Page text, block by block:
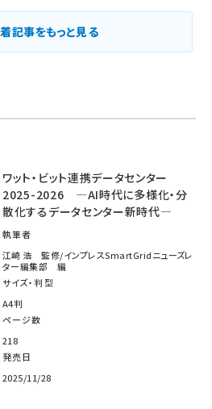
記事をもっと見る
ワット・ビット連携データセンター
2025-2026 ―AI時代に多様化・分
散化するデータセンター新時代―
執筆者
江崎 浩 監修/インプレスSmartGridニューズレ
ター編集部 編
サイズ・判型
A4判
ページ数
218
発売日
2025/11/28